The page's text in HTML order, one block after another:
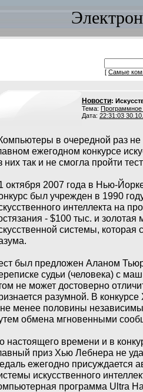
[ Самые
Новости:
Тема: Программное
Дата: 22:31:03
в очередной раз
ежегодном конкурсе
них так и не смогла пройти
октября 2007 года в Нью-
был учрежден в 1990
интеллекта на
- $100 тыс. и
системы, которая
был предложен Аланом
судьи (человека) с
не может достоверно
разумной. В
менее половины
обмена мгновенными
настоящего времени и в
приз Хью Лебнера не
ежегодно присуждается
искусственного
программа Ultra